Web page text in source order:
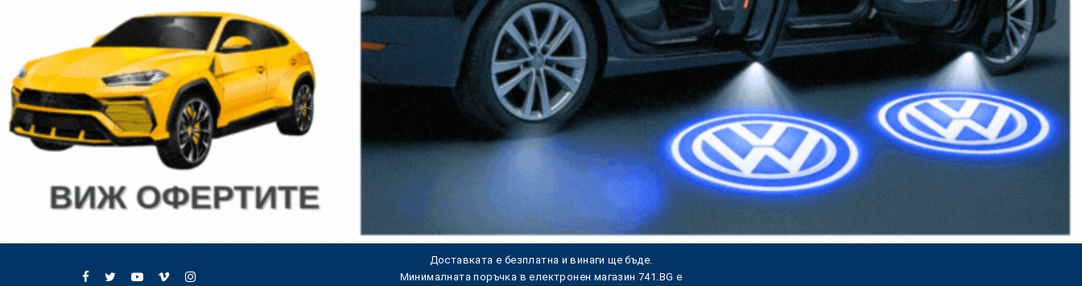
Доставката е безплатна и винаги ще бъде.
Минималната поръчка в електронен магазин 741.BG е